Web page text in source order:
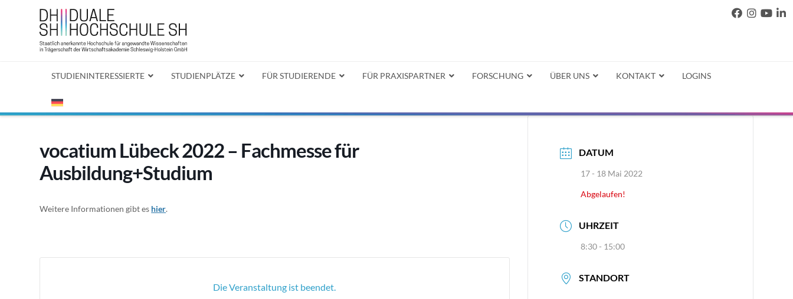
STUDIENINTERESSIERTE STUDIENPLÄTZE FÜR STUDIERENDE FÜR PRAXISPARTNER FORSCHUNG ÜBER UNS KONTAKT LOGINS
vocatium Lübeck 2022 – Fachmesse für
Ausbildung+Studium
Weitere Informationen gibt es hier.
Die Veranstaltung ist beendet.
DATUM
17 - 18 Mai 2022
Abgelaufen!
UHRZEIT
8:30 - 15:00
STANDORT